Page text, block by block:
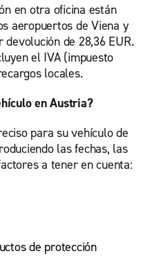
en otra oficina están
aeropuertos de Viena y
de 28,36 EUR.
el IVA (impuesto
locales.
en Austria?
para su vehículo de
las fechas, las
a tener en cuenta:
de protección